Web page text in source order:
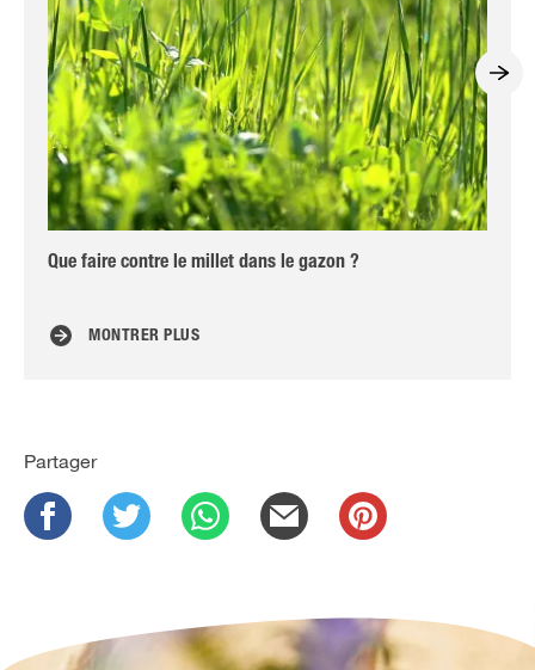
Que faire contre le millet dans le gazon ?
MONTRER PLUS
Partager